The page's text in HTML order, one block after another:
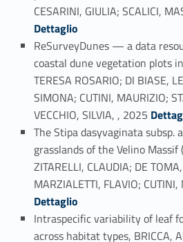
CESARINI, GIULIA; SCALICI,
Dettaglio
ReSurveyDunes — a data
coastal dune vegetation plots
TERESA ROSARIO; DI BIASE,
SIMONA; CUTINI, MAURIZIO;
VECCHIO, SILVIA, , 2025 Link identifier #identifier_person_19417-4
The Stipa dasyvaginata subsp.
grasslands of the Velino
ZITARELLI, CLAUDIA; DE
MARZIALETTI, FLAVIO;
Dettaglio
Intraspecific variability of leaf
across habitat types, BRICCA,